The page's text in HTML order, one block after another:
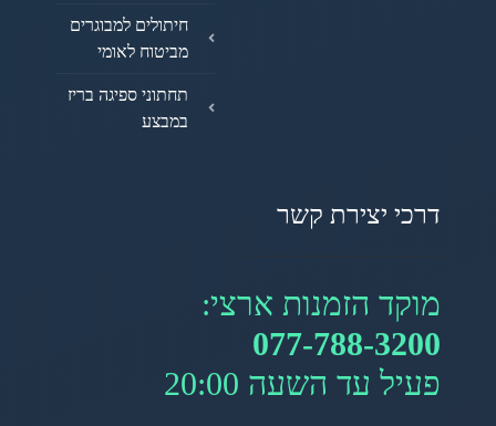
חיתולים למבוגרים
מביטוח לאומי
תחתוני ספיגה בריז
במבצע
דרכי יצירת קשר
מוקד הזמנות ארצי:
077-788-3200
פעיל עד השעה 20:00